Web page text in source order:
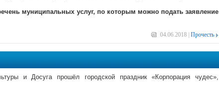
муниципальных услуг, по которым можно подать заявление
04.06.2018 | Прочесть
и Досуга прошёл городской праздник «Корпорация чудес»,